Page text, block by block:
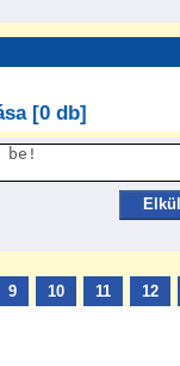
[0 db]
9 10 11 12